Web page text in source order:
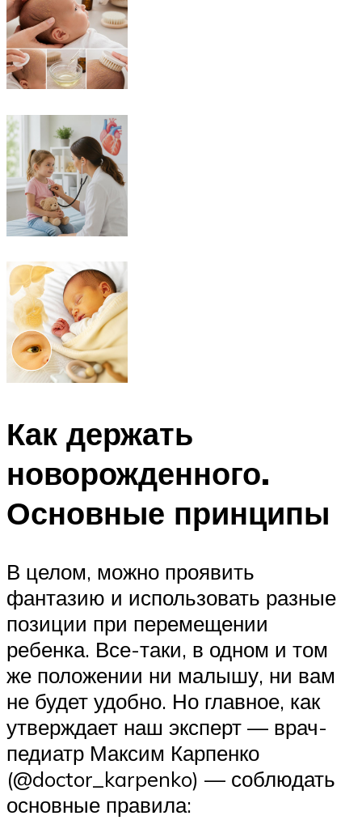
Как держать
новорожденного.
Основные принципы
В целом, можно проявить
фантазию и использовать разные
позиции при перемещении
ребенка. Все-таки, в одном и том
же положении ни малышу, ни вам
не будет удобно. Но главное, как
утверждает наш эксперт — врач-
педиатр Максим Карпенко
(@doctor_karpenko) — соблюдать
основные правила: